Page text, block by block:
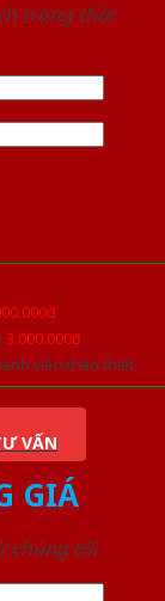
trong thời
3.000.000đ
viên thân thiết
VẤN
GIÁ
chúng tôi